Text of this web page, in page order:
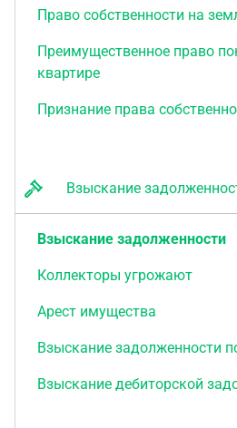
Право собственности на
Преимущественное право
квартире
Признание права
Взыскание
Взыскание задолженности
Коллекторы угрожают
Арест имущества
Взыскание задолженности
Взыскание дебиторской